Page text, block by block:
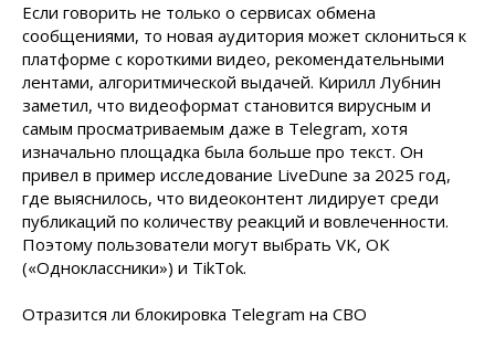
Если говорить не только о сервисах обмена
сообщениями, то новая аудитория может склониться к
платформе с короткими видео, рекомендательными
лентами, алгоритмической выдачей. Кирилл Лубнин
заметил, что видеоформат становится вирусным и
самым просматриваемым даже в Telegram, хотя
изначально площадка была больше про текст. Он
привел в пример исследование LiveDune за 2025 год,
где выяснилось, что видеоконтент лидирует среди
публикаций по количеству реакций и вовлеченности.
Поэтому пользователи могут выбрать VK, OK
(«Одноклассники») и TikTok.
Отразится ли блокировка Telegram на СВО